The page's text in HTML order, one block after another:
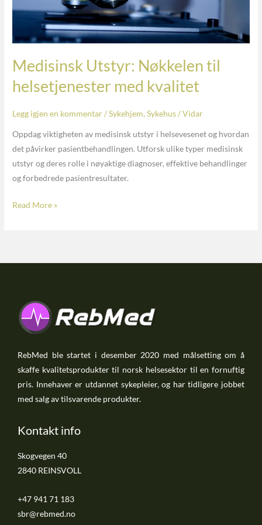
Medisinsk Utstyr: Nøkkelen til
helsetjenester med kvalitet
Legg igjen en kommentar/Sykehjem,Sykehus/Vidar
Oppdag viktigheten av medisinsk utstyr i helsevesenet og hvordan
det påvirker pasientbehandlingen. Utforsk ulike typer medisinsk
utstyr og deres rolle i nøyaktige diagnoser, effektive behandlinger
og forbedrede pasientresultater.
Read More »
RebMed ble startet i desember 2020 med målsetting om å
skaffe kvalitetsprodukter til norsk helsesektor til en fornuftig
pris. Innehaver er utdannet sykepleier, og har tidligere jobbet
med salg av tilsvarende produkter.
Kontakt info
Skogvegen 40
2840 REINSVOLL
+47 941 71 183
sbr@rebmed.no